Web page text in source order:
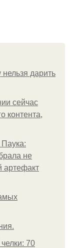
дарить
сейчас
контента,
не
артефакт
70